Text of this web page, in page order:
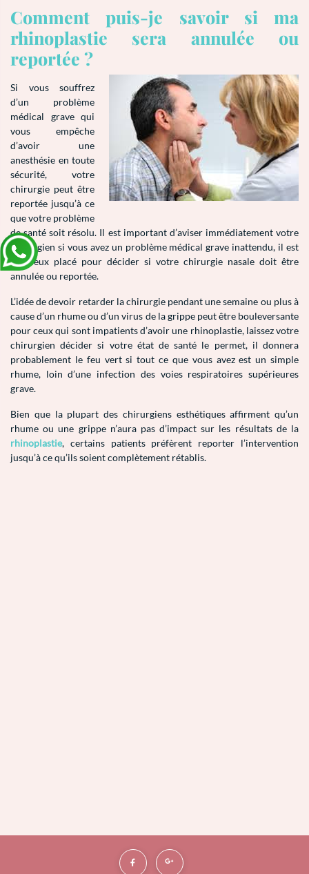
Comment puis-je savoir si ma
rhinoplastie sera annulée ou
reportée ?
Si vous souffrez
d’un problème
médical grave qui
vous empêche
d’avoir une
anesthésie en toute
sécurité, votre
chirurgie peut être
reportée jusqu’à ce
que votre problème
de santé soit résolu. Il est important d’aviser immédiatement votre
chirurgien si vous avez un problème médical grave inattendu, il est
le mieux placé pour décider si votre chirurgie nasale doit être
annulée ou reportée.
L’idée de devoir retarder la chirurgie pendant une semaine ou plus à
cause d’un rhume ou d’un virus de la grippe peut être bouleversante
pour ceux qui sont impatients d’avoir une rhinoplastie, laissez votre
chirurgien décider si votre état de santé le permet, il donnera
probablement le feu vert si tout ce que vous avez est un simple
rhume, loin d’une infection des voies respiratoires supérieures
grave.
Bien que la plupart des chirurgiens esthétiques affirment qu’un
rhume ou une grippe n’aura pas d’impact sur les résultats de la
rhinoplastie, certains patients préfèrent reporter l’intervention
jusqu’à ce qu’ils soient complètement rétablis.